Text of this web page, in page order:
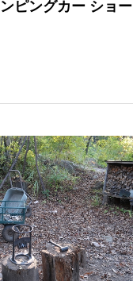
ピングカー ショー